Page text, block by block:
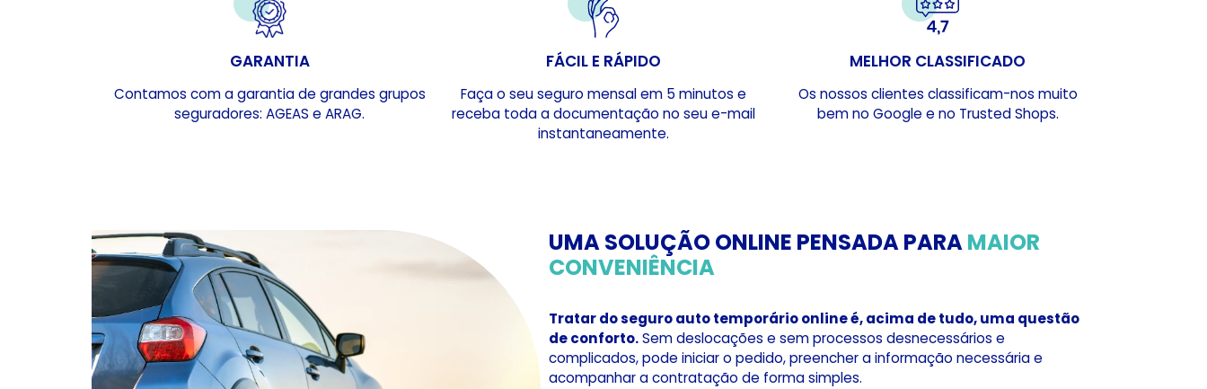
GARANTIA
Contamos com a garantia de grandes grupos
seguradores: AGEAS e ARAG.
FÁCIL E RÁPIDO
Faça o seu seguro mensal em 5 minutos e
receba toda a documentação no seu e-mail
instantaneamente.
MELHOR CLASSIFICADO
Os nossos clientes classificam-nos muito
bem no Google e no Trusted Shops.
UMA SOLUÇÃO ONLINE PENSADA PARAMAIOR
CONVENIÊNCIA
Tratar do seguro auto temporário online é, acima de tudo, uma questão
de conforto.Sem deslocações e sem processos desnecessários e
complicados, pode iniciar o pedido, preencher a informação necessária e
acompanhar a contratação de forma simples.